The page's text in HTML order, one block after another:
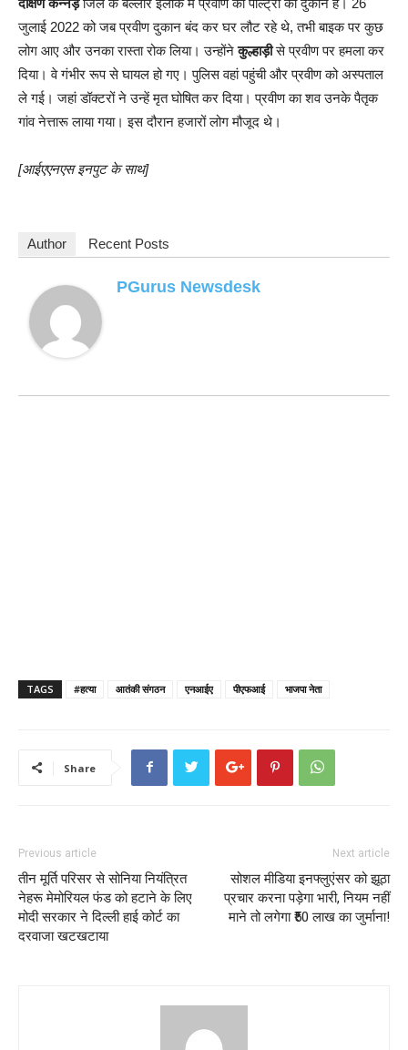
जुलाई 2022 को जब प्रवीण दुकान बंद कर घर लौट रहे थे, तभी बाइक पर कुछ
लोग आए और उनका रास्ता रोक लिया। उन्होंनेकुल्हाड़ीसे प्रवीण पर हमला कर
दिया। वे गंभीर रूप से घायल हो गए। पुलिस वहां पहुंची और प्रवीण को अस्पताल
ले गई। जहां डॉक्टरों ने उन्हें मृत घोषित कर दिया। प्रवीण का शव उनके पैतृक
गांव नेत्तारू लाया गया। इस दौरान हजारों लोग मौजूद थे।
[आईएएनएस इनपुट के साथ]
Author Recent Posts
PGurus Newsdesk
TAGS #हत्या आतंकी संगठन एनआईए पीएफआई भाजपा नेता
Share
Previous article
तीन मूर्ति परिसर से सोनिया नियंत्रित
नेहरू मेमोरियल फंड को हटाने के लिए
मोदी सरकार ने दिल्ली हाई कोर्ट का
दरवाजा खटखटाया
Next article
सोशल मीडिया इनफ्लुएंसर को झूठा
प्रचार करना पड़ेगा भारी, नियम नहीं
माने तो लगेगा ₹50 लाख का जुर्माना!